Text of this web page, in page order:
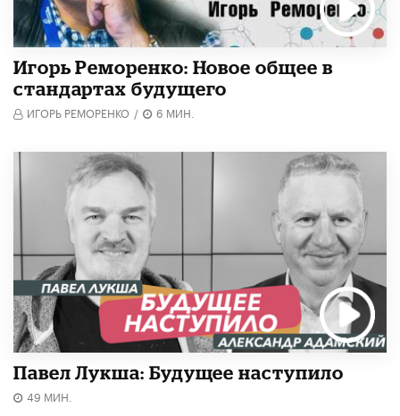
Игорь Реморенко: Новое общее в
стандартах будущего
ИГОРЬ РЕМОРЕНКО / 6 МИН.
Павел Лукша: Будущее наступило
49 МИН.